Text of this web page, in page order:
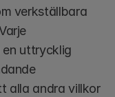
verkställbara
uttrycklig
alla andra villkor